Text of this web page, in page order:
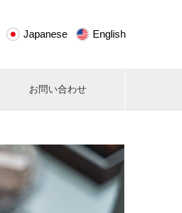
Japanese English
お問い合わせ